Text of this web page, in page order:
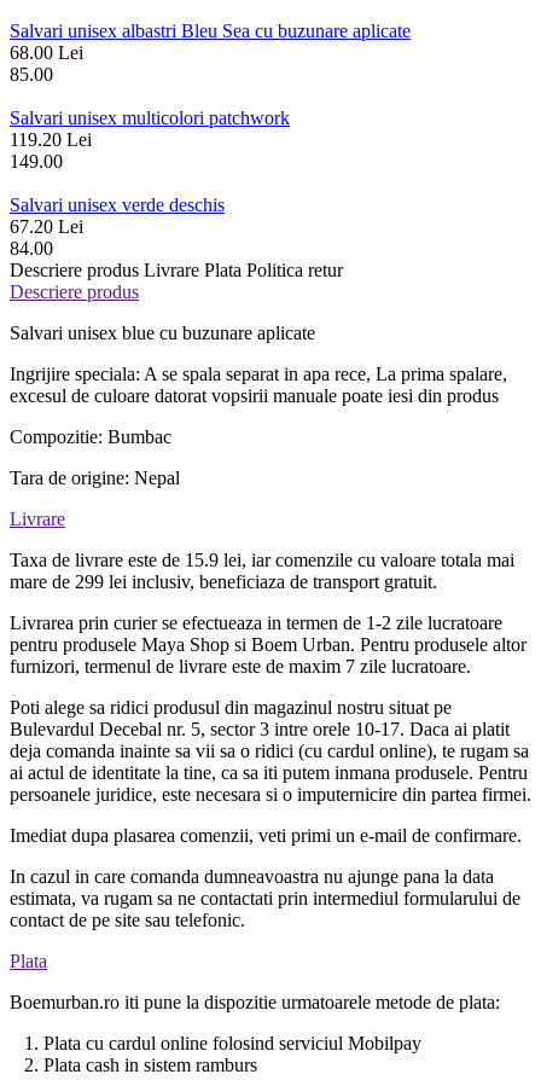
Salvari unisex albastri Bleu Sea cu buzunare aplicate
68.00 Lei
85.00
Salvari unisex multicolori patchwork
119.20 Lei
149.00
Salvari unisex verde deschis
67.20 Lei
84.00
Descriere produs Livrare Plata Politica retur
Descriere produs
Salvari unisex blue cu buzunare aplicate
Ingrijire speciala: A se spala separat in apa rece, La prima spalare,
excesul de culoare datorat vopsirii manuale poate iesi din produs
Compozitie: Bumbac
Tara de origine: Nepal
Livrare
Taxa de livrare este de 15.9 lei, iar comenzile cu valoare totala mai
mare de 299 lei inclusiv, beneficiaza de transport gratuit.
Livrarea prin curier se efectueaza in termen de 1-2 zile lucratoare
pentru produsele Maya Shop si Boem Urban. Pentru produsele altor
furnizori, termenul de livrare este de maxim 7 zile lucratoare.
Poti alege sa ridici produsul din magazinul nostru situat pe
Bulevardul Decebal nr. 5, sector 3 intre orele 10-17. Daca ai platit
deja comanda inainte sa vii sa o ridici (cu cardul online), te rugam sa
ai actul de identitate la tine, ca sa iti putem inmana produsele. Pentru
persoanele juridice, este necesara si o imputernicire din partea firmei.
Imediat dupa plasarea comenzii, veti primi un e-mail de confirmare.
In cazul in care comanda dumneavoastra nu ajunge pana la data
estimata, va rugam sa ne contactati prin intermediul formularului de
contact de pe site sau telefonic.
Plata
Boemurban.ro iti pune la dispozitie urmatoarele metode de plata:
1. Plata cu cardul online folosind serviciul Mobilpay
2. Plata cash in sistem ramburs